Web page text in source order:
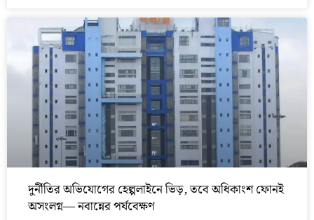
দুর্নীতির অভিযোগের হেল্পলাইনে ভিড়, তবে অধিকাংশ ফোনই
অসংলগ্ন— নবান্নের পর্যবেক্ষণ